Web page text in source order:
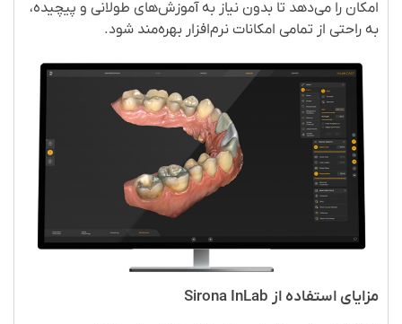
امکان را می‌دهد تا بدون نیاز به آموزش‌های طولانی و پیچیده،
به راحتی از تمامی امکانات نرم‌افزار بهره‌مند شود.
مزایای استفاده از InLab